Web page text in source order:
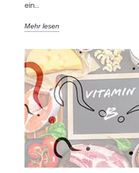
ein...
Mehr lesen